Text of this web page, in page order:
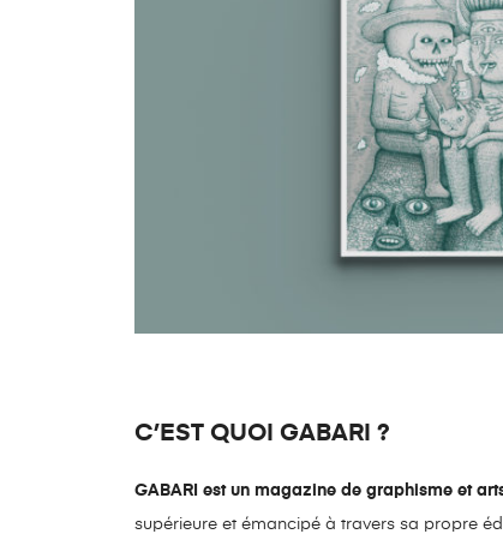
C’EST QUOI GABARI ?
GABARI est un magazine de graphisme et
supérieure et émancipé à travers sa propre